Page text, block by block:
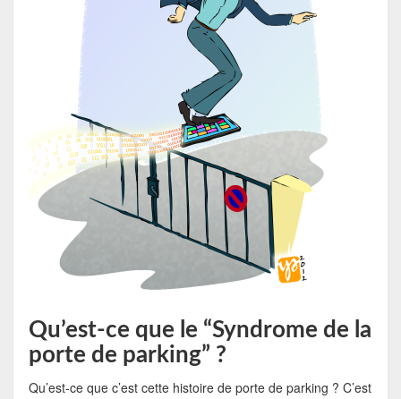
Qu’est-ce que le “Syndrome de la
porte de parking” ?
Qu’est-ce que c’est cette histoire de porte de parking ? C’est